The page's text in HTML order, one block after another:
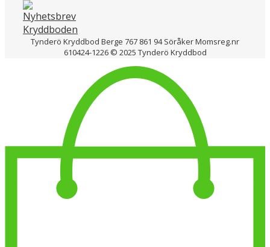
Tynderö Kryddbod Berge 767 861 94 Söråker Momsreg.nr
610424-1226 © 2025 Tynderö Kryddbod